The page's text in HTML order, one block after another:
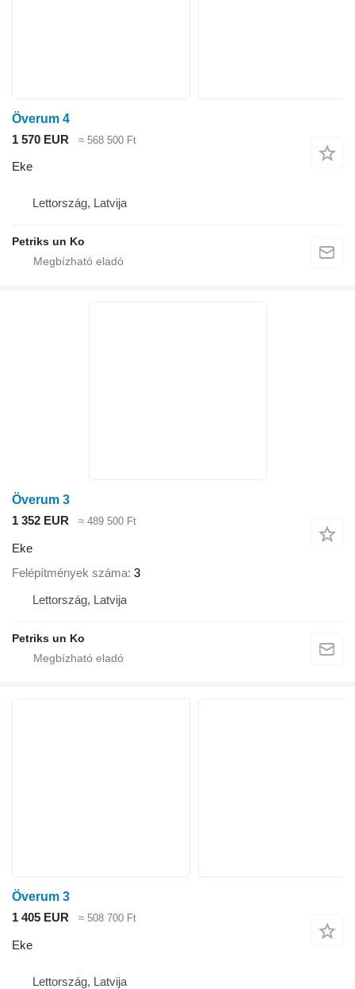
Överum 4
1 570 EUR
≈ 568 500 Ft
Eke
Lettország, Latvija
Petriks un Ko
Överum 3
1 352 EUR
≈ 489 500 Ft
Eke
Felépítmények száma 3
Lettország, Latvija
Petriks un Ko
Överum 3
1 405 EUR
≈ 508 700 Ft
Eke
Lettország, Latvija